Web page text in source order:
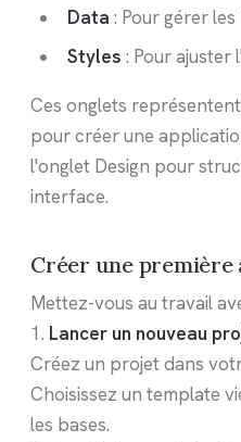
Data : Pour gérer
Styles : Pour ajuster
Ces onglets
pour créer une
l'onglet Design pour
interface.
Créer une
Mettez-vous au travail
1. Lancer un nouveau
Créez un projet dans
Choisissez un template
les bases.